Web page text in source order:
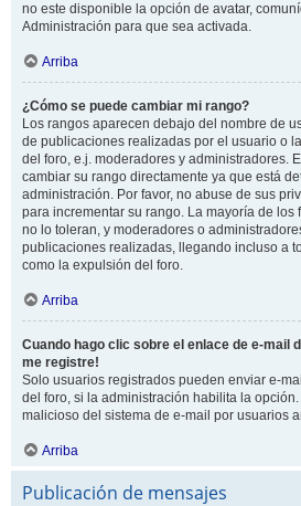
no este disponible la opción de avatar,
Administración para que sea activada.
Arriba
¿Cómo se puede cambiar mi rango?
Los rangos aparecen debajo del nombre de
de publicaciones realizadas por el usuario o
del foro, e.j. moderadores y administradores.
cambiar su rango directamente ya que está
administración. Por favor, no abuse de sus
para incrementar su rango. La mayoría de los
no lo toleran, y moderadores o
publicaciones realizadas, llegando incluso a
como la expulsión del foro.
Arriba
Cuando hago clic sobre el enlace de e-mail
me registre!
Solo usuarios registrados pueden enviar e-
del foro, si la administración habilita la
malicioso del sistema de e-mail por usuarios
Arriba
Publicación de mensajes